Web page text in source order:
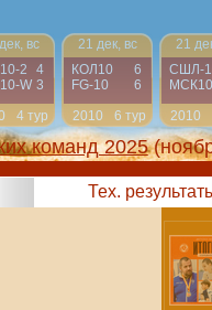
вс
2
4
W 3
4 тур
21 дек, вс
КОЛ10
6
FG-10
6
2010
6 тур
21
СШЛ-
МСК10
2010
команд 2025
Тех.